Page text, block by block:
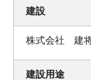
建設
株式会社 建
建設用途